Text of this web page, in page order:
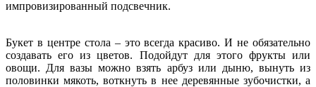
импровизированный подсвечник.
Букет в центре стола – это всегда красиво. И не обязательно
создавать его из цветов. Подойдут для этого фрукты или
овощи. Для вазы можно взять арбуз или дыню, вынуть из
половинки мякоть, воткнуть в нее деревянные зубочистки, а